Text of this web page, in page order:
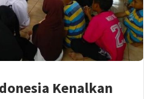
Kenalkan